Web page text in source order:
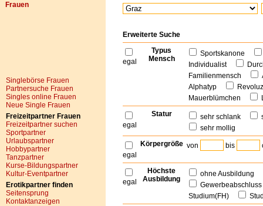
Frauen
Singlebörse Frauen
Partnersuche Frauen
Singles online Frauen
Neue Single Frauen
Freizeitpartner Frauen
Freizeitpartner suchen
Sportpartner
Urlaubspartner
Hobbypartner
Tanzpartner
Kurse-Bildungspartner
Kultur-Eventpartner
Erotikpartner finden
Seitensprung
Kontaktanzeigen
Erweiterte Suche
egal
Typus
Mensch
Sportskanone
Individualist
Familienmensch
Alphatyp
Mauerblümchen
egal
Statur sehr schlank
sehr mollig
egal
Körpergröße von bis
egal
Höchste
Ausbildung
ohne Ausbildung
Studium(FH)